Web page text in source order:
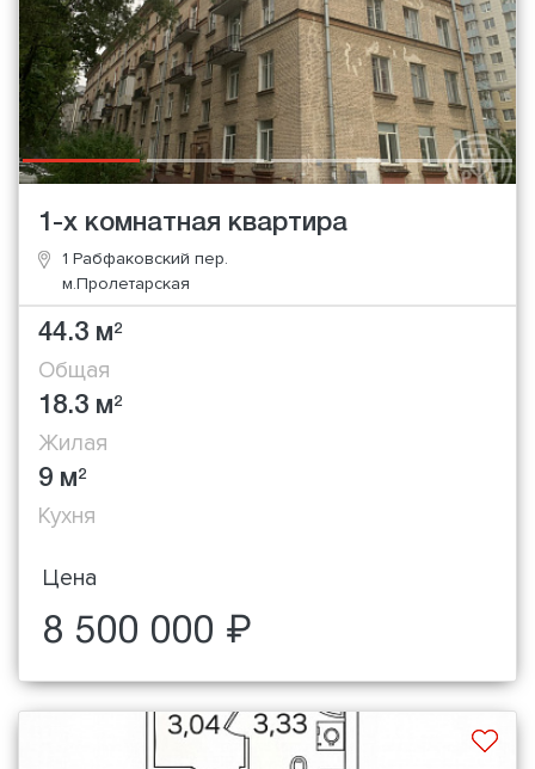
1-х комнатная квартира
1 Рабфаковский пер.
м.Пролетарская
44.3 м2
Общая
18.3 м2
Жилая
9 м2
Кухня
Цена
8 500 000 ₽